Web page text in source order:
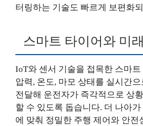
터링하는 기술도 빠르게 보편화
스마트 타이어와 미
IoT와 센서 기술을 접목한 스마트
압력, 온도, 마모 상태를 실시간
전달해 운전자가 즉각적으로 상
할 수 있도록 돕습니다. 더 나아
에 맞춰 정밀한 주행 제어와 안전